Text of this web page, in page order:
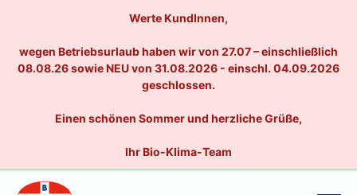
Werte KundInnen,
wegen Betriebsurlaub haben wir von 27.07 – einschließlich
08.08.26 sowie NEU von 31.08.2026 - einschl. 04.09.2026
geschlossen.
Einen schönen Sommer und herzliche Grüße,
Ihr Bio-Klima-Team